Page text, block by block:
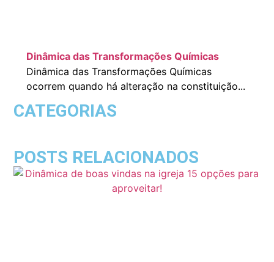
Dinâmica das Transformações Químicas
Dinâmica das Transformações Químicas
ocorrem quando há alteração na constituição...
CATEGORIAS
POSTS RELACIONADOS